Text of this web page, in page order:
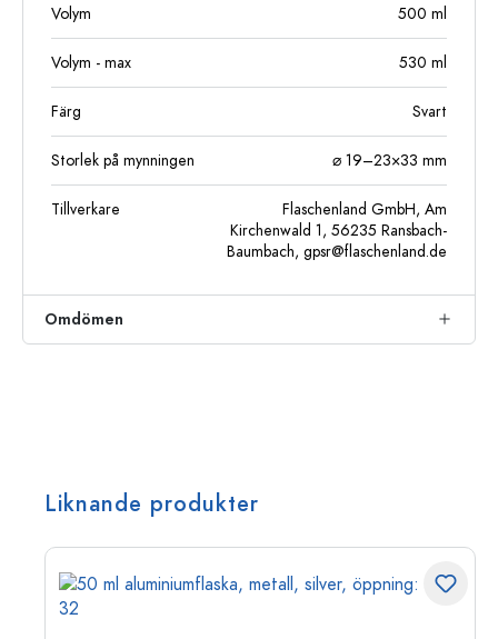
Volym 500 ml
Volym - max 530 ml
Färg Svart
Storlek på mynningen ⌀ 19–23×33 mm
Tillverkare
Flaschenland GmbH, Am
Kirchenwald 1, 56235 Ransbach-
Baumbach, gpsr@flaschenland.de
Omdömen
Liknande produkter